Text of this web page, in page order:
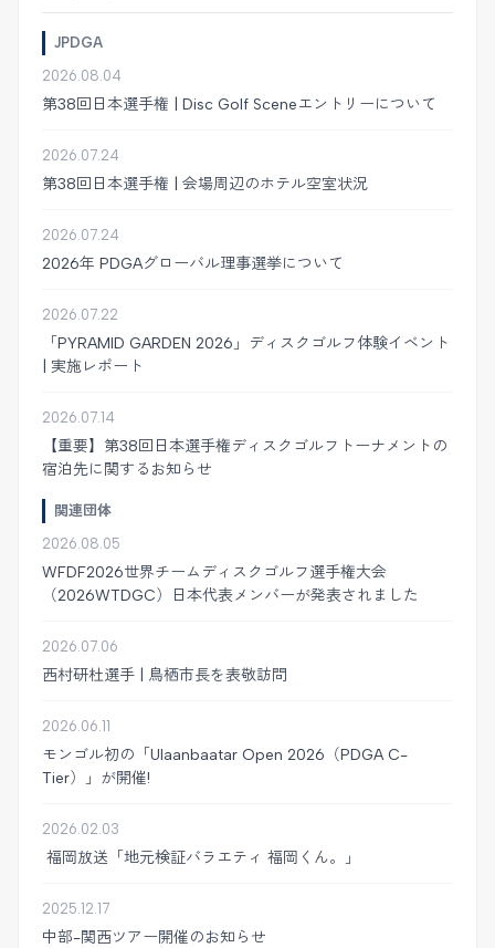
JPDGA
2026.08.04
第38回日本選手権 | Disc Golf Sceneエントリーについて
2026.07.24
第38回日本選手権 | 会場周辺のホテル空室状況
2026.07.24
2026年 PDGAグローバル理事選挙について
2026.07.22
「PYRAMID GARDEN 2026」ディスクゴルフ体験イベント
| 実施レポート
2026.07.14
【重要】第38回日本選手権ディスクゴルフトーナメントの
宿泊先に関するお知らせ
関連団体
2026.08.05
WFDF2026世界チームディスクゴルフ選手権大会
（2026WTDGC）日本代表メンバーが発表されました
2026.07.06
西村研杜選手 | 鳥栖市長を表敬訪問
2026.06.11
モンゴル初の「Ulaanbaatar Open 2026（PDGA C-
Tier）」が開催!
2026.02.03
福岡放送「地元検証バラエティ 福岡くん。」
2025.12.17
中部-関西ツアー開催のお知らせ